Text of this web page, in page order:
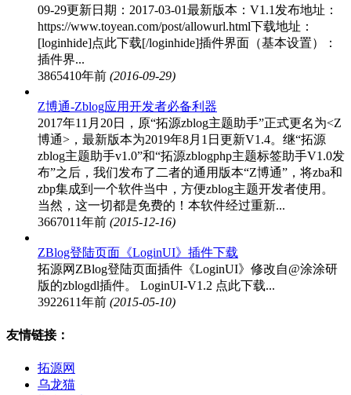
09-29更新日期：2017-03-01最新版本：V1.1发布地址：
https://www.toyean.com/post/allowurl.html下载地址：
[loginhide]点此下载[/loginhide]插件界面（基本设置）：
插件界...
3865410年前 (2016-09-29)
Z博通-Zblog应用开发者必备利器
2017年11月20日，原“拓源zblog主题助手”正式更名为<Z
博通>，最新版本为2019年8月1日更新V1.4。继“拓源
zblog主题助手v1.0”和“拓源zblogphp主题标签助手V1.0发
布”之后，我们发布了二者的通用版本“Z博通”，将zba和
zbp集成到一个软件当中，方便zblog主题开发者使用。
当然，这一切都是免费的！本软件经过重新...
3667011年前 (2015-12-16)
ZBlog登陆页面《LoginUI》插件下载
拓源网ZBlog登陆页面插件《LoginUI》修改自@涂涂研
版的zblogdl插件。 LoginUI-V1.2 点此下载...
3922611年前 (2015-05-10)
友情链接：
拓源网
乌龙猫